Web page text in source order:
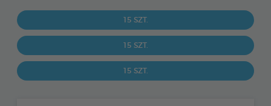
15 SZT.
15 SZT.
15 SZT.